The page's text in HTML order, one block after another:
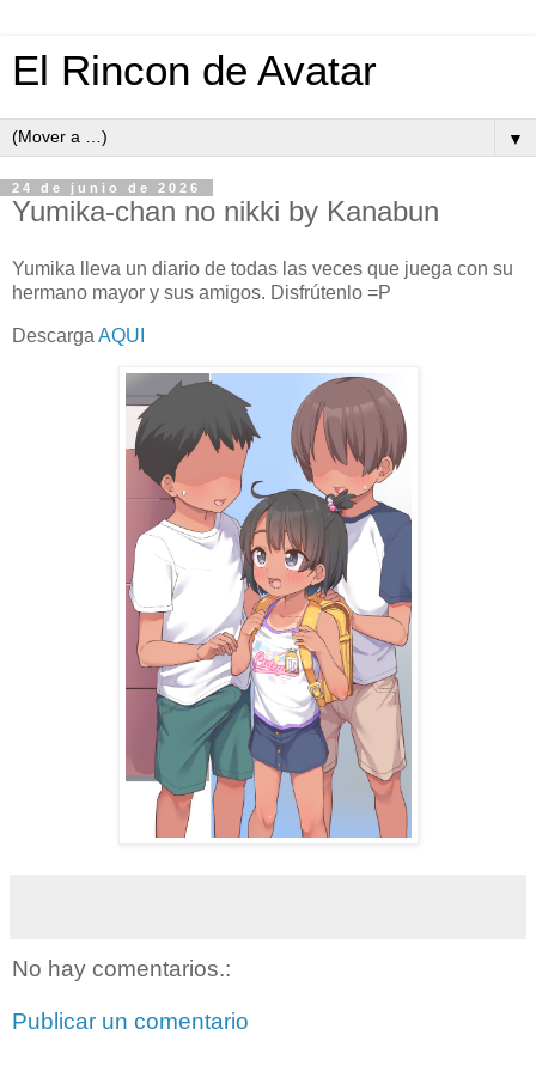
El Rincon de Avatar
▼
24 de junio de 2026
Yumika-chan no nikki by Kanabun
Yumika lleva un diario de todas las veces que juega con su
hermano mayor y sus amigos. Disfrútenlo =P
Descarga AQUI
No hay comentarios.:
Publicar un comentario